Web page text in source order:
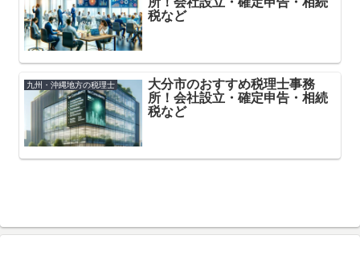
税など
九州・沖縄地方の税理士
大分市のおすすめ税理士事務
所！会社設立・確定申告・相続
税など